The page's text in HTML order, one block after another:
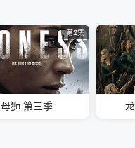
第2集
母狮 第三季